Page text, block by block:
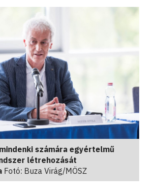
számára egyértelmű
létrehozását
Fotó: Buza Virág/MÖSZ